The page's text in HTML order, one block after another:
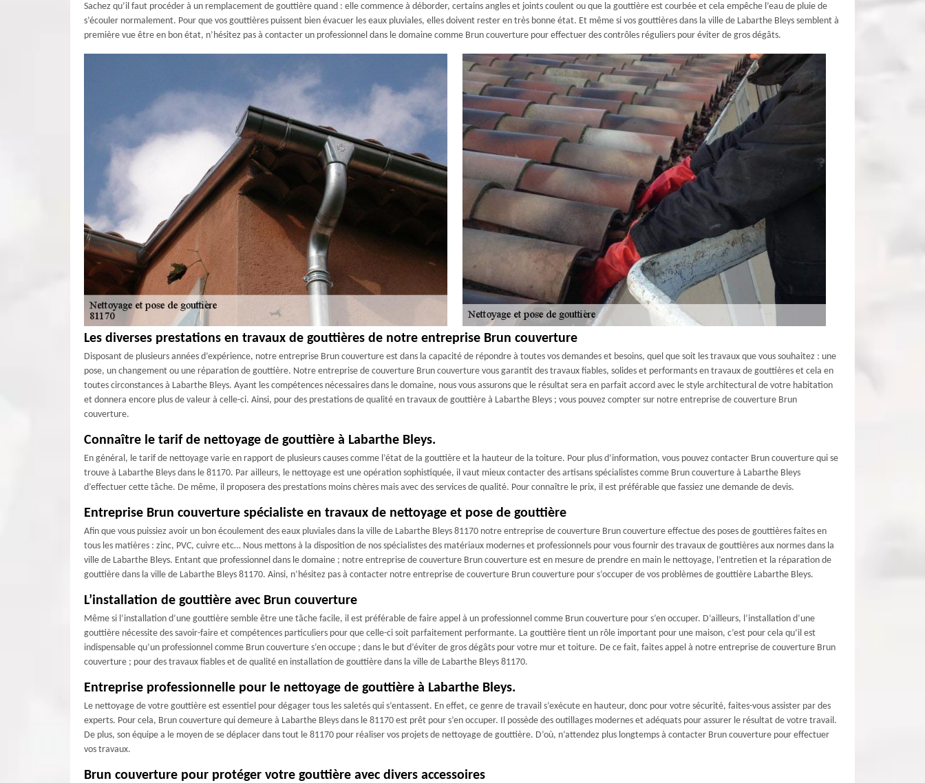
Sachez qu’il faut procéder à un remplacement de gouttière quand : elle commence à déborder, certains angles et joints coulent ou que la gouttière est courbée et cela empêche l’eau de pluie de
s’écouler normalement. Pour que vos gouttières puissent bien évacuer les eaux pluviales, elles doivent rester en très bonne état. Et même si vos gouttières dans la ville de Labarthe Bleys semblent à
première vue être en bon état, n’hésitez pas à contacter un professionnel dans le domaine comme Brun couverture pour effectuer des contrôles réguliers pour éviter de gros dégâts.
Les diverses prestations en travaux de gouttières de notre entreprise Brun couverture
Disposant de plusieurs années d’expérience, notre entreprise Brun couverture est dans la capacité de répondre à toutes vos demandes et besoins, quel que soit les travaux que vous souhaitez : une
pose, un changement ou une réparation de gouttière. Notre entreprise de couverture Brun couverture vous garantit des travaux fiables, solides et performants en travaux de gouttières et cela en
toutes circonstances à Labarthe Bleys. Ayant les compétences nécessaires dans le domaine, nous vous assurons que le résultat sera en parfait accord avec le style architectural de votre habitation
et donnera encore plus de valeur à celle-ci. Ainsi, pour des prestations de qualité en travaux de gouttière à Labarthe Bleys ; vous pouvez compter sur notre entreprise de couverture Brun
couverture.
Connaître le tarif de nettoyage de gouttière à Labarthe Bleys.
En général, le tarif de nettoyage varie en rapport de plusieurs causes comme l’état de la gouttière et la hauteur de la toiture. Pour plus d’information, vous pouvez contacter Brun couverture qui se
trouve à Labarthe Bleys dans le 81170. Par ailleurs, le nettoyage est une opération sophistiquée, il vaut mieux contacter des artisans spécialistes comme Brun couverture à Labarthe Bleys
d’effectuer cette tâche. De même, il proposera des prestations moins chères mais avec des services de qualité. Pour connaître le prix, il est préférable que fassiez une demande de devis.
Entreprise Brun couverture spécialiste en travaux de nettoyage et pose de gouttière
Afin que vous puissiez avoir un bon écoulement des eaux pluviales dans la ville de Labarthe Bleys 81170 notre entreprise de couverture Brun couverture effectue des poses de gouttières faites en
tous les matières : zinc, PVC, cuivre etc… Nous mettons à la disposition de nos spécialistes des matériaux modernes et professionnels pour vous fournir des travaux de gouttières aux normes dans la
ville de Labarthe Bleys. Entant que professionnel dans le domaine ; notre entreprise de couverture Brun couverture est en mesure de prendre en main le nettoyage, l’entretien et la réparation de
gouttière dans la ville de Labarthe Bleys 81170. Ainsi, n’hésitez pas à contacter notre entreprise de couverture Brun couverture pour s’occuper de vos problèmes de gouttière Labarthe Bleys.
L’installation de gouttière avec Brun couverture
Même si l’installation d’une gouttière semble être une tâche facile, il est préférable de faire appel à un professionnel comme Brun couverture pour s’en occuper. D’ailleurs, l’installation d’une
gouttière nécessite des savoir-faire et compétences particuliers pour que celle-ci soit parfaitement performante. La gouttière tient un rôle important pour une maison, c’est pour cela qu’il est
indispensable qu’un professionnel comme Brun couverture s’en occupe ; dans le but d’éviter de gros dégâts pour votre mur et toiture. De ce fait, faites appel à notre entreprise de couverture Brun
couverture ; pour des travaux fiables et de qualité en installation de gouttière dans la ville de Labarthe Bleys 81170.
Entreprise professionnelle pour le nettoyage de gouttière à Labarthe Bleys.
Le nettoyage de votre gouttière est essentiel pour dégager tous les saletés qui s’entassent. En effet, ce genre de travail s’exécute en hauteur, donc pour votre sécurité, faites-vous assister par des
experts. Pour cela, Brun couverture qui demeure à Labarthe Bleys dans le 81170 est prêt pour s’en occuper. Il possède des outillages modernes et adéquats pour assurer le résultat de votre travail.
De plus, son équipe a le moyen de se déplacer dans tout le 81170 pour réaliser vos projets de nettoyage de gouttière. D’où, n’attendez plus longtemps à contacter Brun couverture pour effectuer
vos travaux.
Brun couverture pour protéger votre gouttière avec divers accessoires